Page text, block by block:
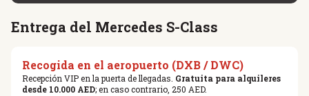
Entrega del Mercedes S-Class
Recogida en el aeropuerto (DXB / DWC)
Recepción VIP en la puerta de llegadas. Gratuita para alquileres
desde 10.000 AED; en caso contrario, 250 AED.